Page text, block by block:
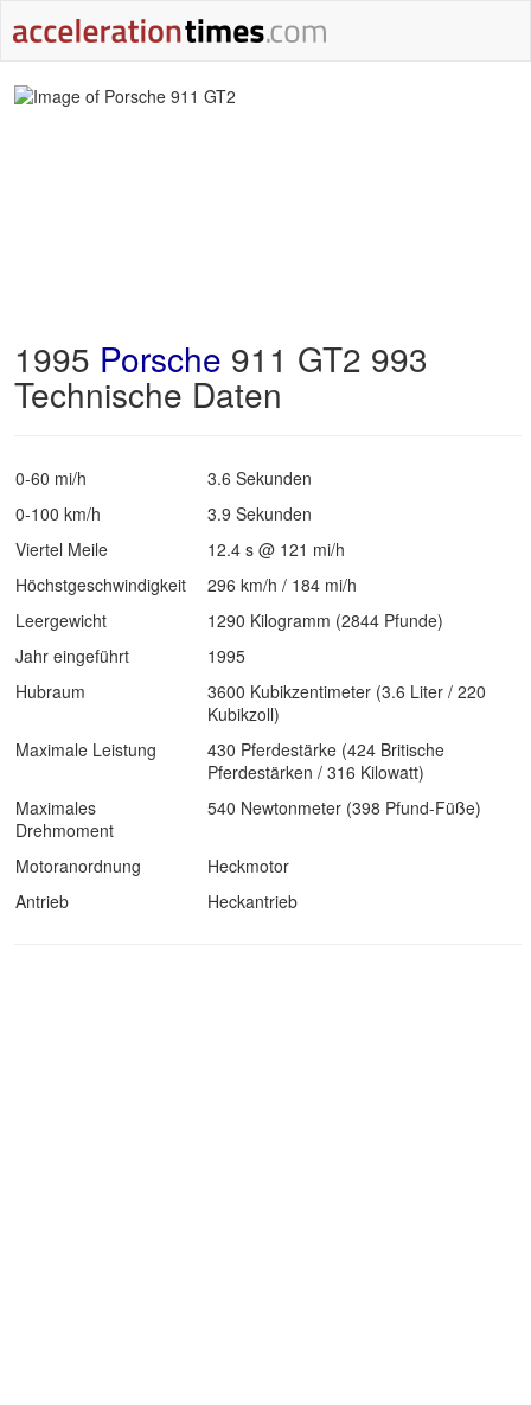
1995 Porsche 911 GT2 993
Technische Daten
0-60 mi/h
3.6 Sekunden
0-100 km/h
3.9 Sekunden
Viertel Meile
12.4 s @ 121 mi/h
Höchstgeschwindigkeit
296 km/h / 184 mi/h
Leergewicht
1290 Kilogramm (2844 Pfunde)
Jahr eingeführt
1995
Hubraum
3600 Kubikzentimeter (3.6 Liter / 220
Kubikzoll)
Maximale Leistung
430 Pferdestärke (424 Britische
Pferdestärken / 316 Kilowatt)
Maximales
Drehmoment
540 Newtonmeter (398 Pfund-Füße)
Motoranordnung
Heckmotor
Antrieb
Heckantrieb